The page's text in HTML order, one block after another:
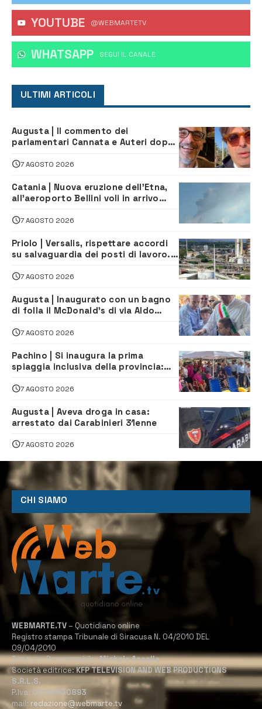
YOUTUBE @WEBMARTETV
WHATSAPP ‎SEGUI IL CANALE
ULTIMI ARTICOLI
Augusta | Il commento dei
parlamentari Cannata e Auteri dopo
depuratore
7 AGOSTO 2026
Catania | Nuova eruzione dell’Etna,
all’aeroporto Bellini voli in arrivo
7 AGOSTO 2026
Priolo | Versalis, rispettare accordi
su salvaguardia dei posti di lavoro. Il
7 AGOSTO 2026
Augusta | Inaugurato con un bagno
di folla il McDonald’s di via Aldo
7 AGOSTO 2026
Pachino | Si inaugura la prima
spiaggia inclusiva della provincia:
tutti
7 AGOSTO 2026
Augusta | Aveva droga in casa:
arrestato dai Carabinieri 31enne
7 AGOSTO 2026
CHI SIAMO
WEBMARTE.TV – Quotidiano online
Registro stampa Tribunale di Siracusa N. 04/2010 DEL
09/04/2010
Direttore Responsabile:Michele Accolla
Società editrice:KFP TELEVISION AND WEB PRODUCTIONS
S.R.L.S.
P.Iva: 02184950893
mail: redazione@webmarte.tv